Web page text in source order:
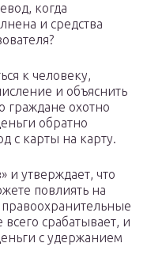
когда
и средства
к человеку,
и объяснить
охотно
обратно
с карты на карту.
и утверждает, что
повлиять на
срабатывает, и
с удержанием